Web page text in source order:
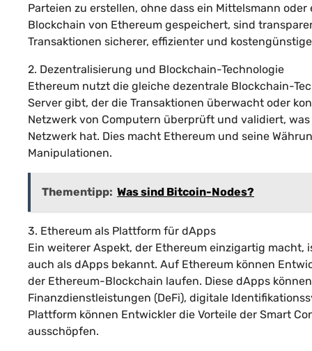
Parteien zu erstellen, ohne dass ein Mittelsmann
Blockchain von Ethereum gespeichert, sind
Transaktionen sicherer, effizienter und
2. Dezentralisierung und Blockchain-Technologie
Ethereum nutzt die gleiche dezentrale Blockchain-
Server gibt, der die Transaktionen überwacht oder
Netzwerk von Computern überprüft und validiert,
Netzwerk hat. Dies macht Ethereum und seine
Manipulationen.
Thementipp: Was sind Bitcoin-Nodes?
3. Ethereum als Plattform für dApps
Ein weiterer Aspekt, der Ethereum einzigartig
auch als dApps bekannt. Auf Ethereum können
der Ethereum-Blockchain laufen. Diese dApps
Finanzdienstleistungen (DeFi), digitale
Plattform können Entwickler die Vorteile der Smart
ausschöpfen.